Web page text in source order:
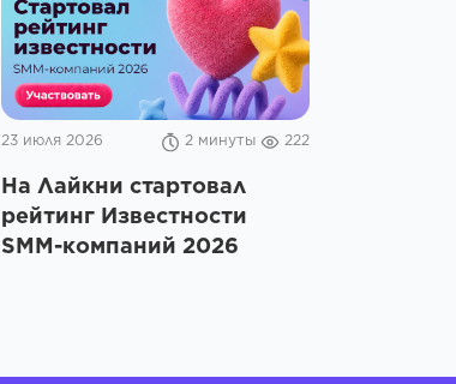
23 июля 2026 2 минуты 222
На Лайкни стартовал
рейтинг Известности
SMM-компаний 2026